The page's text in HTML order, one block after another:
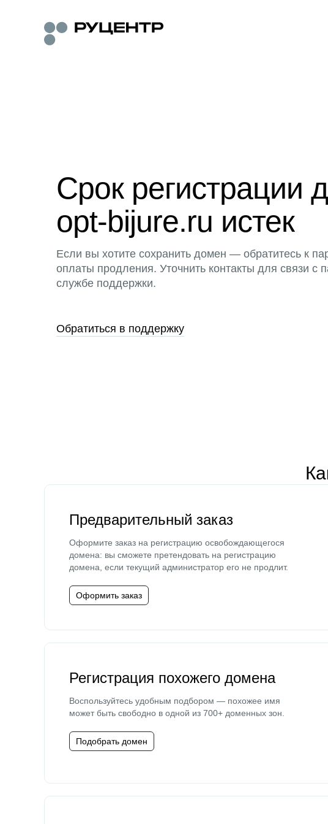
Срок регистрации
opt-bijure.ru истек
Если вы хотите сохранить домен — обратитесь к
оплаты продления. Уточнить контакты для связи с
службе поддержки.
Обратиться в поддержку
Предварительный заказ
Оформите заказ на регистрацию освобождающегося
домена: вы сможете претендовать на регистрацию
домена, если текущий администратор его не продлит.
Оформить заказ
Регистрация похожего домена
Воспользуйтесь удобным подбором — похожее имя
может быть свободно в одной из 700+ доменных зон.
Подобрать домен